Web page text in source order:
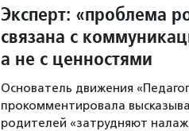
Эксперт: «проблема
связана с
а не с ценностями
Основатель движения
прокомментировала
родителей «затрудняют